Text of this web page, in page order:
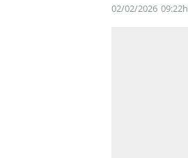
02/02/2026 09:22h